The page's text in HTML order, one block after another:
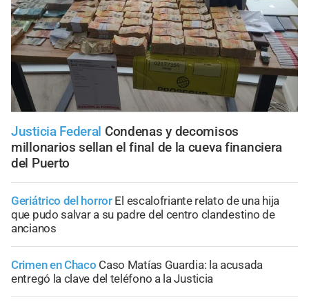
Justicia Federal Condenas y decomisos
millonarios sellan el final de la cueva financiera
del Puerto
Geriátrico del horror El escalofriante relato de una hija
que pudo salvar a su padre del centro clandestino de
ancianos
Crimen en Chaco Caso Matías Guardia: la acusada
entregó la clave del teléfono a la Justicia